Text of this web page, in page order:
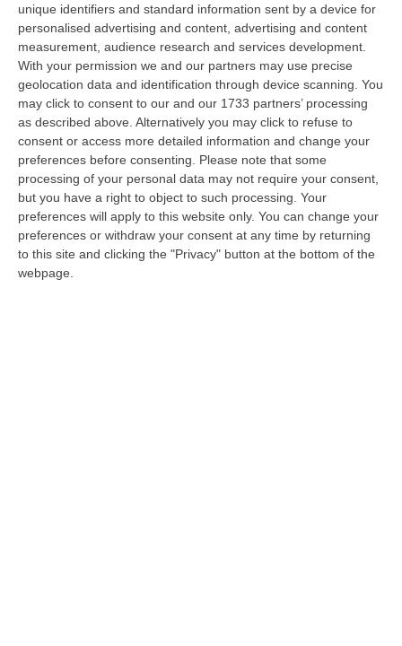
unique identifiers and standard information sent by a device for
personalised advertising and content, advertising and content
measurement, audience research and services development.
With your permission we and our partners may use precise
geolocation data and identification through device scanning. You
may click to consent to our and our 1733 partners’ processing
as described above. Alternatively you may click to refuse to
consent or access more detailed information and change your
preferences before consenting.
Please note that some
processing of your personal data may not require your consent,
but you have a right to object to such processing. Your
preferences will apply to this website only. You can change your
preferences or withdraw your consent at any time by returning
to this site and clicking the "Privacy" button at the bottom of the
webpage.
Lotteria Italia, venduti 8,6 milioni di
biglietti
I numeri vincenti saranno comunicati il ​​6
gennaio 2025 durante la puntata speciale di
‘Affari Tuoi’
Pubblicato il: 06/01/25 – 7:25